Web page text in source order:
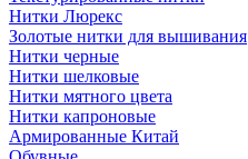
Нитки Люрекс
Золотые нитки для вышивания
Нитки черные
Нитки шелковые
Нитки мятного цвета
Нитки капроновые
Армированные Китай